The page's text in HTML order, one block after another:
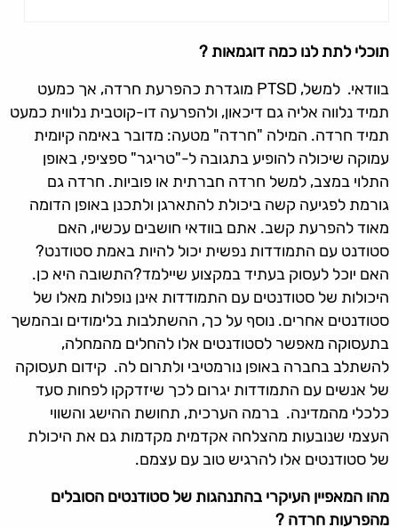
תוכלי לתת לנו כמה דוגמאות ?
בוודאי. למשל, PTSD מוגדרת כהפרעת חרדה, אך כמעט
תמיד נלווה אליה גם דיכאון, ולהפרעה דו-קוטבית נלווית כמעט
תמיד חרדה. המילה "חרדה" מטעה: מדובר באימה קיומית
עמוקה שיכולה להופיע בתגובה ל-"טריגר" ספציפי, באופן
התלוי במצב, למשל חרדה חברתית או פוביות. חרדה גם
גורמת לפגיעה קשה ביכולת להתארגן ולתכנן באופן הדומה
מאוד להפרעת קשב. אתם בוודאי חושבים עכשיו, האם
סטודנט עם התמודדות נפשית יכול להיות באמת סטודנט?
האם יוכל לעסוק בעתיד במקצוע שיילמד?התשובה היא כן.
היכולות של סטודנטים עם התמודדות אינן נופלות מאלו של
סטודנטים אחרים. נוסף על כך, ההשתלבות בלימודים ובהמשך
בתעסוקה מאפשר לסטודנטים אלו להחלים מהמחלה,
להשתלב בחברה באופן נורמטיבי ולתרום לה. קידום תעסוקה
של אנשים עם התמודדות יגרום לכך שיזדקקו לפחות סעד
כלכלי מהמדינה. ברמה הערכית, תחושת ההישג והשווי
העצמי שנובעות מהצלחה אקדמית מקדמות גם את היכולת
של סטודנטים אלו להרגיש טוב עם עצמם.
מהו המאפיין העיקרי בהתנהגות של סטודנטים הסובלים
מהפרעות חרדה ?